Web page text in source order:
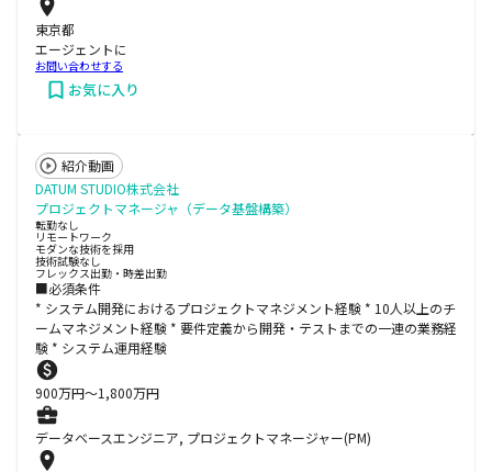
東京都
エージェントに
お問い合わせする
お気に入り
紹介動画
DATUM STUDIO株式会社
プロジェクトマネージャ（データ基盤構築）
転勤なし
リモートワーク
モダンな技術を採用
技術試験なし
フレックス出勤・時差出勤
■必須条件
* システム開発におけるプロジェクトマネジメント経験 * 10人以上のチ
ームマネジメント経験 * 要件定義から開発・テストまでの一連の業務経
験 * システム運用経験
900万円〜1,800万円
データベースエンジニア, プロジェクトマネージャー(PM)